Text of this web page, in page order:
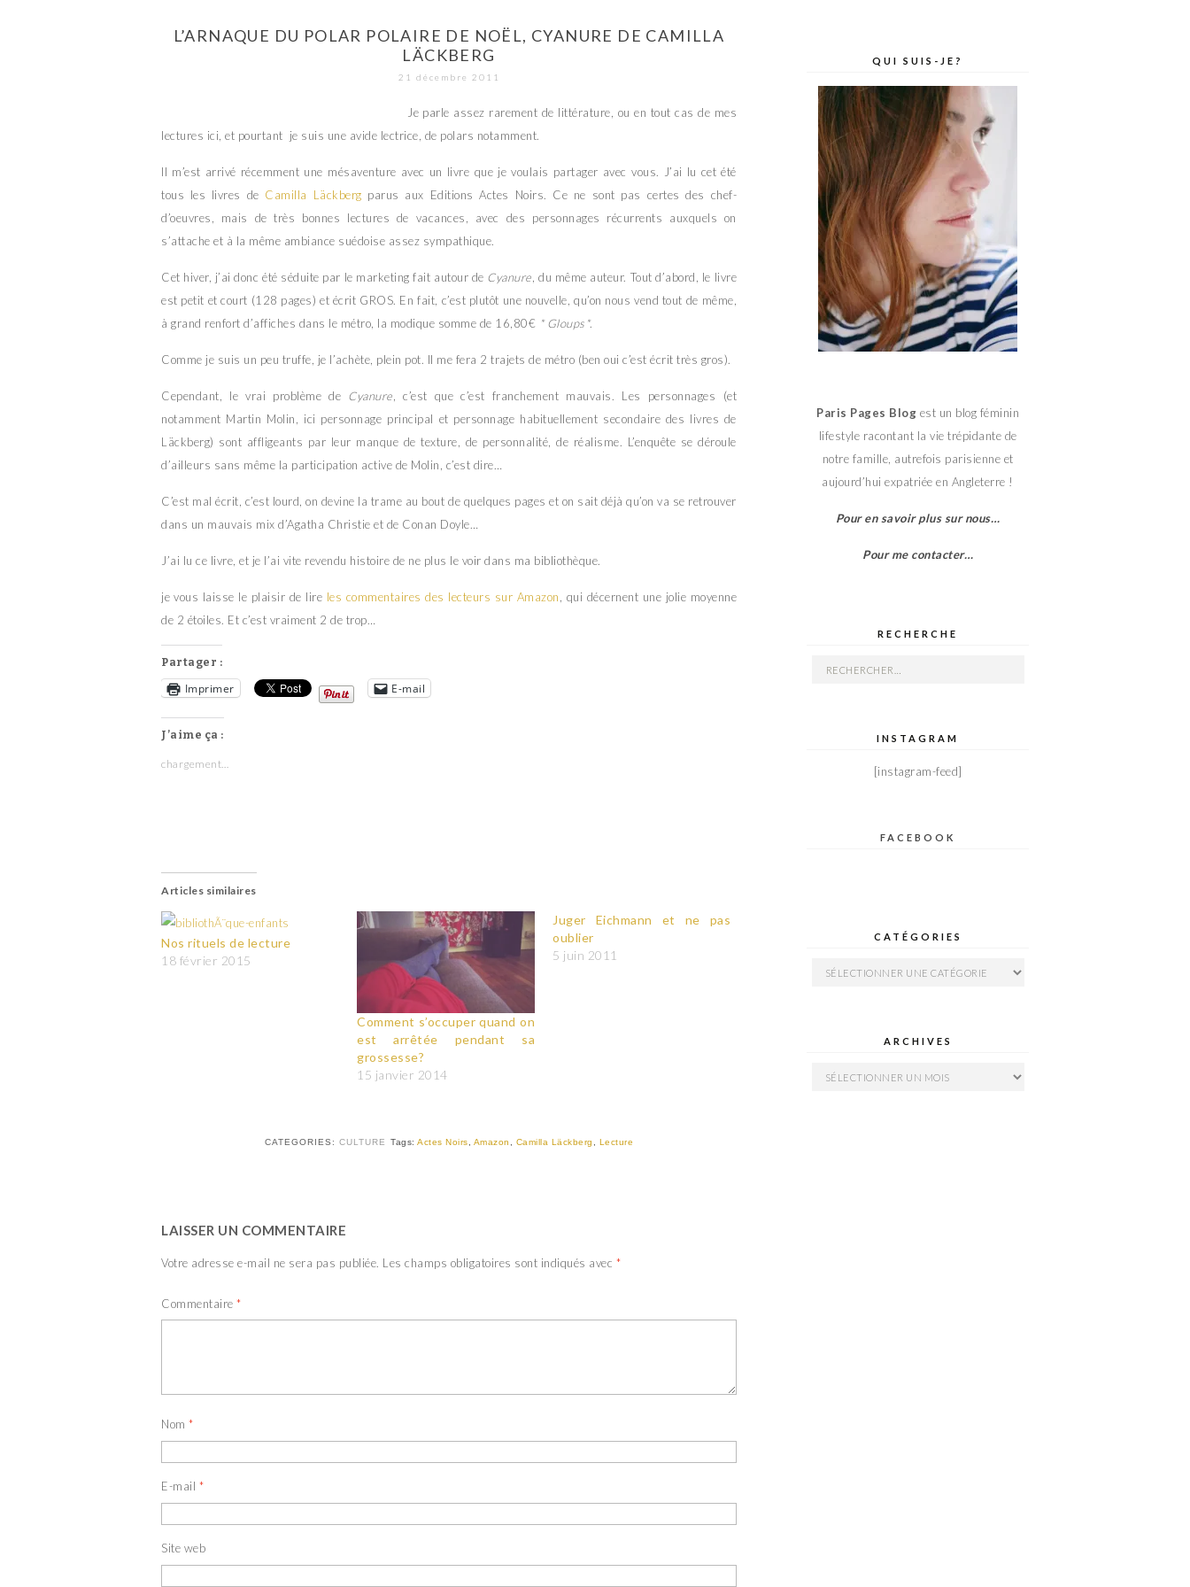
L’ARNAQUE DU POLAR POLAIRE DE NOËL, CYANURE DE CAMILLA
LÄCKBERG
21 décembre 2011
Je parle assez rarement de littérature, ou en tout cas de mes
lectures ici, et pourtant je suis une avide lectrice, de polars notamment.
Il m’est arrivé récemment une mésaventure avec un livre que je voulais partager avec vous. J’ai lu cet été
tous les livres de Camilla Läckberg parus aux Editions Actes Noirs. Ce ne sont pas certes des chef-
d’oeuvres, mais de très bonnes lectures de vacances, avec des personnages récurrents auxquels on
s’attache et à la même ambiance suédoise assez sympathique.
Cet hiver, j’ai donc été séduite par le marketing fait autour de Cyanure , du même auteur. Tout d’abord, le livre
est petit et court (128 pages) et écrit GROS. En fait, c’est plutôt une nouvelle, qu’on nous vend tout de même,
à grand renfort d’affiches dans le métro, la modique somme de 16,80€ * Gloups*.
Comme je suis un peu truffe, je l’achète, plein pot. Il me fera 2 trajets de métro (ben oui c’est écrit très gros).
Cependant, le vrai problème de Cyanure , c’est que c’est franchement mauvais. Les personnages (et
notamment Martin Molin, ici personnage principal et personnage habituellement secondaire des livres de
Läckberg) sont affligeants par leur manque de texture, de personnalité, de réalisme. L’enquête se déroule
d’ailleurs sans même la participation active de Molin, c’est dire…
C’est mal écrit, c’est lourd, on devine la trame au bout de quelques pages et on sait déjà qu’on va se retrouver
dans un mauvais mix d’Agatha Christie et de Conan Doyle…
J’ai lu ce livre, et je l’ai vite revendu histoire de ne plus le voir dans ma bibliothèque.
je vous laisse le plaisir de lire les commentaires des lecteurs sur Amazon
, qui décernent une jolie moyenne
de 2 étoiles. Et c’est vraiment 2 de trop…
Partager :
Imprimer E-mail
J’aime ça :
chargement…
Articles similaires
Nos rituels de lecture
18 février 2015
Comment s’occuper quand on
est arrêtée pendant sa
grossesse?
15 janvier 2014
Juger Eichmann et ne pas
oublier
5 juin 2011
CATEGORIES: CULTURE Tags: Actes Noirs Amazon Camilla Läckberg Lecture
LAISSER UN COMMENTAIRE
Votre adresse e-mail ne sera pas publiée. Les champs obligatoires sont indiqués avec *
Commentaire *
Nom *
E-mail *
Site web
QUI SUIS-JE?
Paris Pages Blog est un blog féminin
lifestyle racontant la vie trépidante de
notre famille, autrefois parisienne et
aujourd’hui expatriée en Angleterre !
Pour en savoir plus sur nous…
Pour me contacter…
RECHERCHE
Rechercher :
INSTAGRAM
[instagram-feed]
FACEBOOK
CATÉGORIES
Catégories
ARCHIVES
Archives